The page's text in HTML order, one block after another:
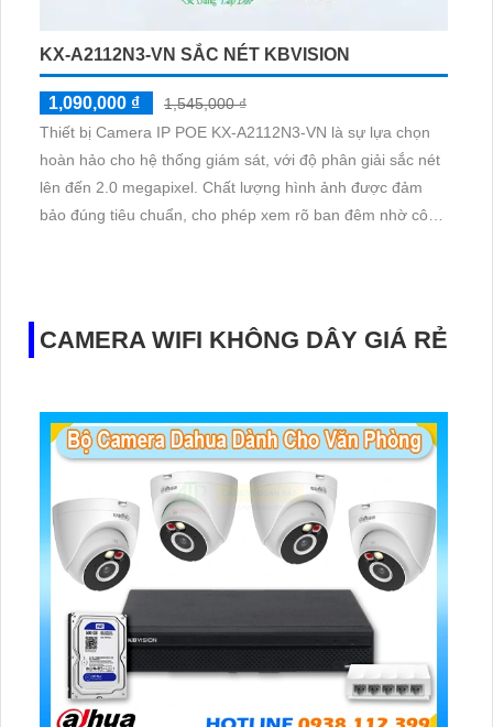
KX-A2112N3-VN SẮC NÉT KBVISION
1,090,000 ₫
1,545,000 ₫
Thiết bị Camera IP POE KX-A2112N3-VN là sự lựa chọn
hoàn hảo cho hệ thống giám sát, với độ phân giải sắc nét
lên đến 2.0 megapixel. Chất lượng hình ảnh được đảm
bảo đúng tiêu chuẩn, cho phép xem rõ ban đêm nhờ công
CAMERA WIFI KHÔNG DÂY GIÁ RẺ